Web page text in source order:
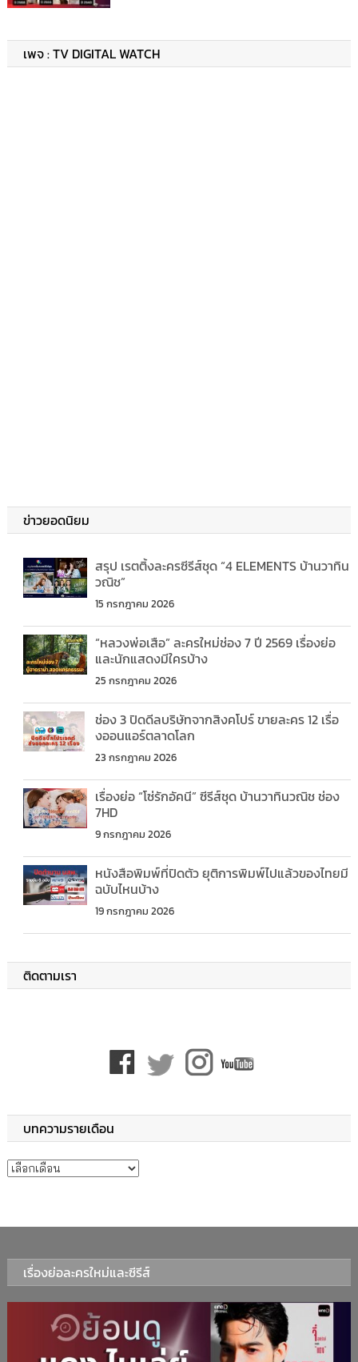
เพจ : TV DIGITAL WATCH
ข่าวยอดนิยม
สรุป เรตติ้งละครซีรีส์ชุด “4 ELEMENTS บ้านวาทิน
วณิช”
15 กรกฎาคม 2026
“หลวงพ่อเสือ” ละครใหม่ช่อง 7 ปี 2569 เรื่องย่อ
และนักแสดงมีใครบ้าง
25 กรกฎาคม 2026
ช่อง 3 ปิดดีลบริษัทจากสิงคโปร์ ขายละคร 12 เรื่อ
งออนแอร์ตลาดโลก
23 กรกฎาคม 2026
เรื่องย่อ “โซ่รักอัคนี” ซีรีส์ชุด บ้านวาทินวณิช ช่อง
7HD
9 กรกฎาคม 2026
หนังสือพิมพ์ที่ปิดตัว ยุติการพิมพ์ไปแล้วของไทยมี
ฉบับไหนบ้าง
19 กรกฎาคม 2026
ติดตามเรา
บทความรายเดือน
บทความรายเดือน
เรื่องย่อละครใหม่และซีรีส์